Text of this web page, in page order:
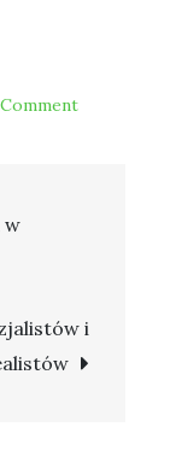
on
każdej
w
i